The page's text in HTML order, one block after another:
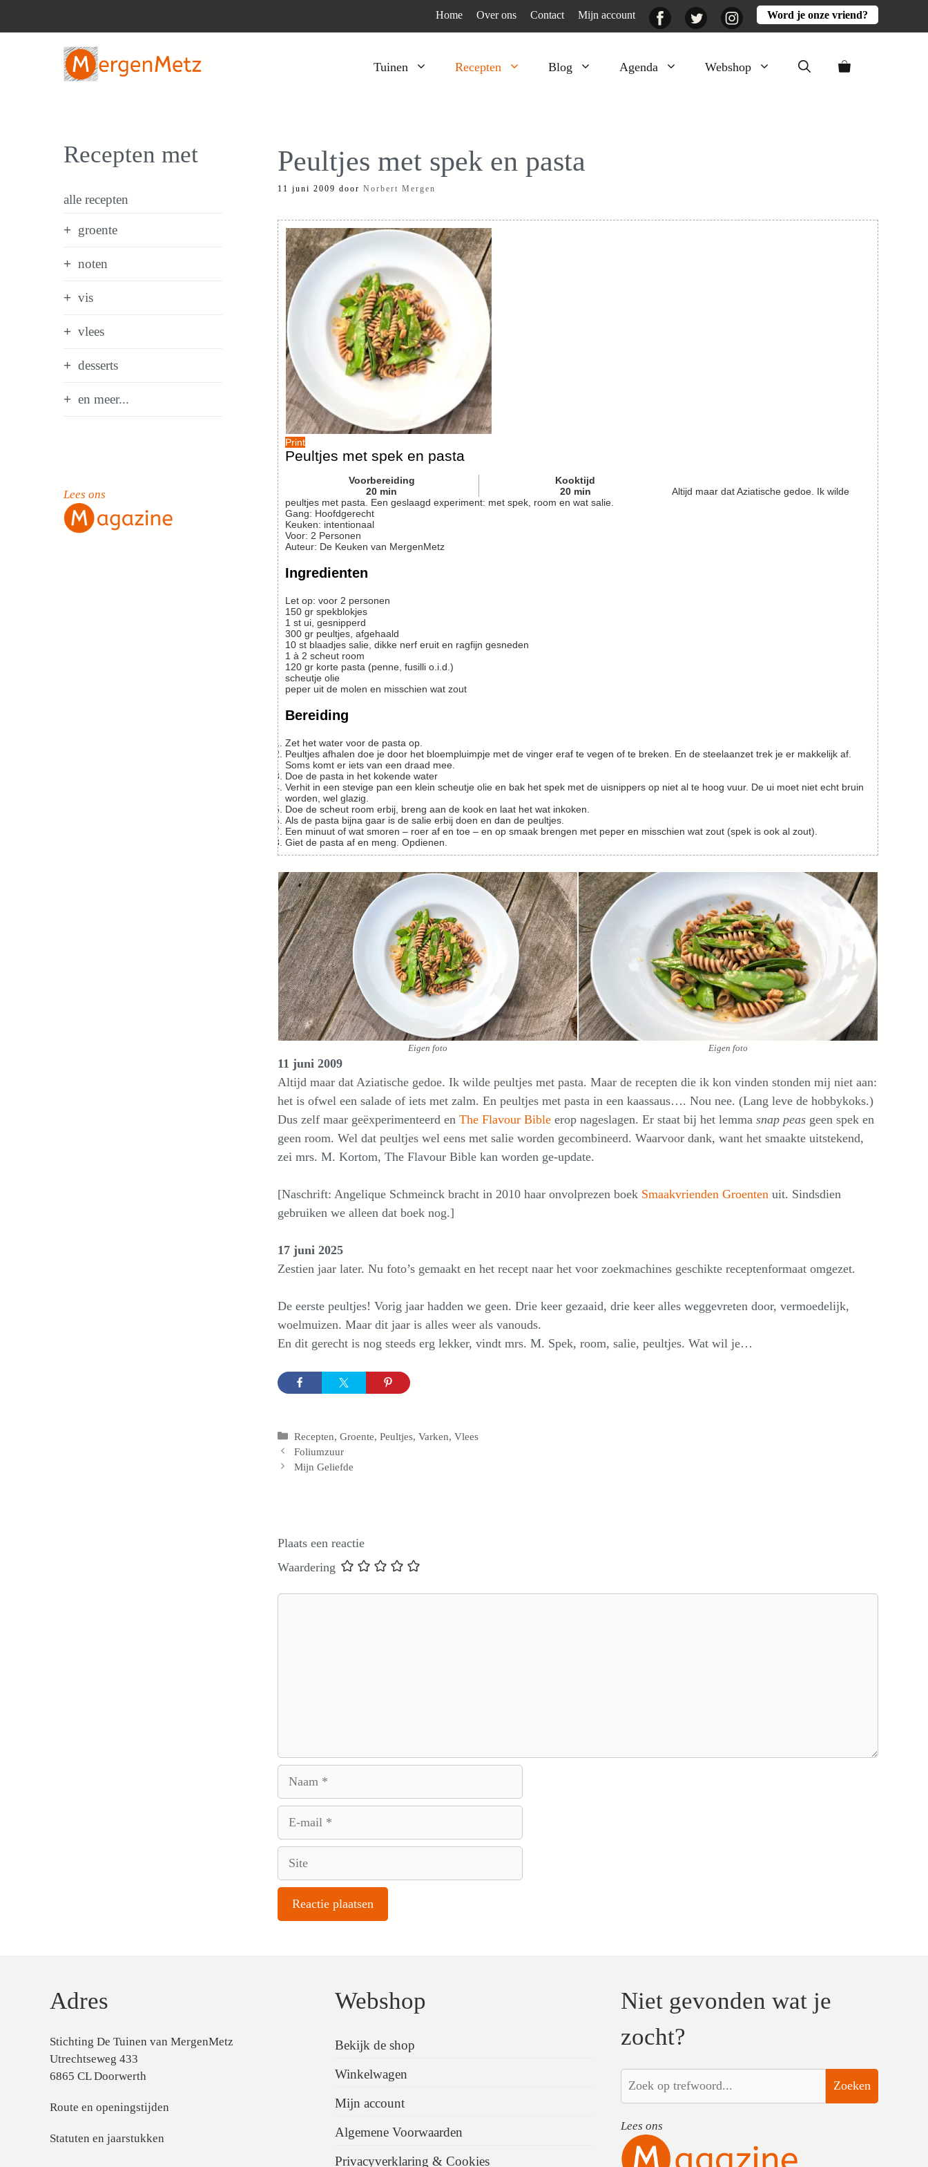
Home Over ons Contact Mijn account FacebookTwitter InstagramWord je onze vriend?
Tuinen Recepten Blog Agenda Webshop
Kruiden
Moestuin
Verfplanten
Peulgroenten
Vruchtgewassen Mooi
Peultjes met spek en pasta
11 juni 2009 door Norbert Mergen
Print
Peultjes met spek en pasta
Voorbereiding
20 min
Kooktijd
20 min
Altijd maar dat Aziatische gedoe. Ik wilde
peultjes met pasta. Een geslaagd experiment: met spek, room en wat salie.
Gang: Hoofdgerecht
Keuken: intentionaal
Voor: 2 Personen
Auteur: De Keuken van MergenMetz
Ingredienten
Let op: voor 2 personen
150 gr spekblokjes
1 st ui, gesnipperd
300 gr peultjes, afgehaald
10 st blaadjes salie, dikke nerf eruit en ragfijn gesneden
1 à 2 scheut room
120 gr korte pasta (penne, fusilli o.i.d.)
scheutje olie
peper uit de molen en misschien wat zout
Bereiding
Zet het water voor de pasta op.
Peultjes afhalen doe je door het bloempluimpje met de vinger eraf te vegen of te breken. En de steelaanzet trek je er makkelijk af.
Soms komt er iets van een draad mee.
Doe de pasta in het kokende water
Verhit in een stevige pan een klein scheutje olie en bak het spek met de uisnippers op niet al te hoog vuur. De ui moet niet echt bruin
worden, wel glazig.
Doe de scheut room erbij, breng aan de kook en laat het wat inkoken.
Als de pasta bijna gaar is de salie erbij doen en dan de peultjes.
Een minuut of wat smoren – roer af en toe – en op smaak brengen met peper en misschien wat zout (spek is ook al zout).
Giet de pasta af en meng. Opdienen.
Eigen foto Eigen foto
11 juni 2009
Altijd maar dat Aziatische gedoe. Ik wilde peultjes met pasta. Maar de recepten die ik kon vinden stonden mij niet aan:
het is ofwel een salade of iets met zalm. En peultjes met pasta in een kaassaus…. Nou nee. (Lang leve de hobbykoks.)
Dus zelf maar geëxperimenteerd en The Flavour Bible erop nageslagen. Er staat bij het lemma snap peas geen spek en
geen room. Wel dat peultjes wel eens met salie worden gecombineerd. Waarvoor dank, want het smaakte uitstekend,
zei mrs. M. Kortom, The Flavour Bible kan worden ge-update.
[Naschrift: Angelique Schmeinck bracht in 2010 haar onvolprezen boek Smaakvrienden Groenten uit. Sindsdien
gebruiken we alleen dat boek nog.]
17 juni 2025
Zestien jaar later. Nu foto’s gemaakt en het recept naar het voor zoekmachines geschikte receptenformaat omgezet.
De eerste peultjes! Vorig jaar hadden we geen. Drie keer gezaaid, drie keer alles weggevreten door, vermoedelijk,
woelmuizen. Maar dit jaar is alles weer als vanouds.
En dit gerecht is nog steeds erg lekker, vindt mrs. M. Spek, room, salie, peultjes. Wat wil je…
Categorieën
Recepten,Groente,Peultjes,Varken,Vlees
Foliumzuur
Mijn Geliefde
Plaats een reactie
Waardering
Recepten met
alle recepten
groente
noten
vis
vlees
desserts
en meer...
Lees ons
Adres
Stichting De Tuinen van MergenMetz
Utrechtseweg 433
6865 CL Doorwerth
Route en openingstijden
Statuten en jaarstukken
Webshop
Bekijk de shop
Winkelwagen
Mijn account
Algemene Voorwaarden
Privacyverklaring & Cookies
Niet gevonden wat je
zocht?
Zoeken
Lees ons